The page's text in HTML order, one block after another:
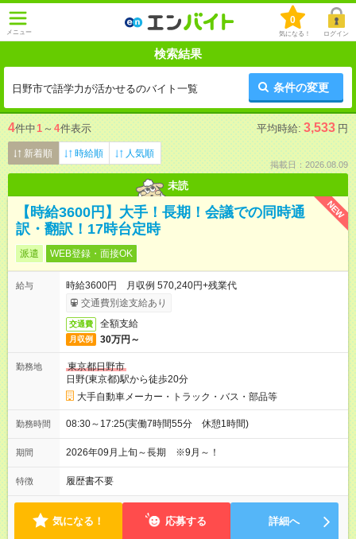
メニュー
0
気になる！ ログイン
検索結果
日野市で語学力が活かせるのバイト一覧 条件の変更
4件中1 ～ 4件表示 平均時給: 3,533 円
新着順 時給順 人気順
掲載日：2026.08.09
未読
NEW
【時給3600円】大手！長期！会議での同時通
訳・翻訳！17時台定時
派遣 WEB登録・面接OK
給与
時給3600円 月収例 570,240円+残業代
交通費別途支給あり
交通費 全額支給
月収例 30万円～
勤務地
東京都日野市
日野(東京都)駅から徒歩20分
大手自動車メーカー・トラック・バス・部品等
勤務時間 08:30～17:25(実働7時間55分 休憩1時間)
期間 2026年09月上旬～長期 ※9月～！
特徴 履歴書不要
気になる！ 応募する 詳細へ